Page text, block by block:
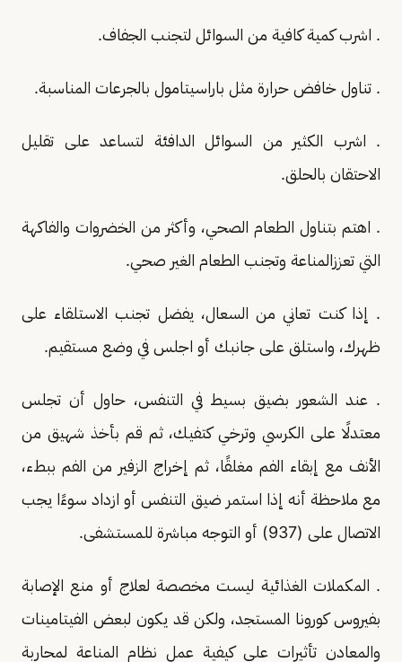
. اشرب كمية كافية من السوائل لتجنب الجفاف.
. تناول خافض حرارة مثل باراسيتامول بالجرعات المناسبة.
. اشرب الكثير من السوائل الدافئة لتساعد على تقليل
الاحتقان بالحلق.
. اهتم بتناول الطعام الصحي، وأكثر من الخضروات والفاكهة
التي تعززالمناعة وتجنب الطعام الغير صحي.
. إذا كنت تعاني من السعال، يفضل تجنب الاستلقاء على
ظهرك، واستلق على جانبك أو اجلس في وضع مستقيم.
. عند الشعور بضيق بسيط في التنفس، حاول أن تجلس
معتدلًا على الكرسي وترخي كتفيك، ثم قم بأخذ شهيق من
الأنف مع إبقاء الفم مغلقًا، ثم إخراج الزفير من الفم ببطء،
مع ملاحظة أنه إذا استمر ضيق التنفس أو ازداد سوءًا يجب
الاتصال على (937) أو التوجه مباشرة للمستشفى.
. المكملات الغذائية ليست مخصصة لعلاج أو منع الإصابة
بفيروس كورونا المستجد، ولكن قد يكون لبعض الفيتامينات
والمعادن تأثيرات على كيفية عمل نظام المناعة لمحاربة